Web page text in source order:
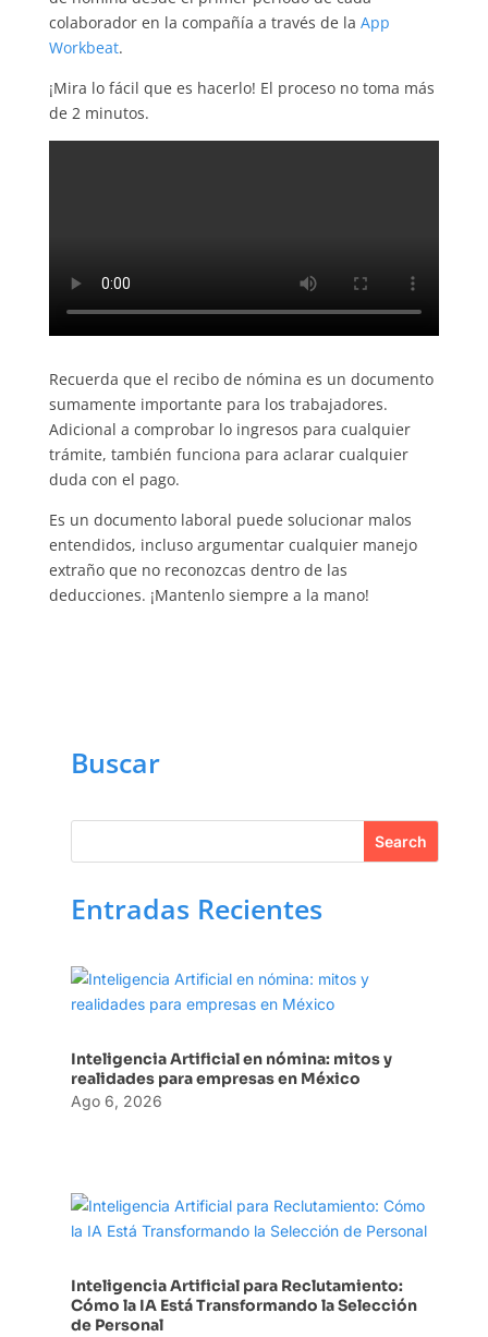
colaborador en la compañía a través de la App
Workbeat.
¡Mira lo fácil que es hacerlo! El proceso no toma más
de 2 minutos.
Recuerda que el recibo de nómina es un documento
sumamente importante para los trabajadores.
Adicional a comprobar lo ingresos para cualquier
trámite, también funciona para aclarar cualquier
duda con el pago.
Es un documento laboral puede solucionar malos
entendidos, incluso argumentar cualquier manejo
extraño que no reconozcas dentro de las
deducciones. ¡Mantenlo siempre a la mano!
Buscar
Entradas Recientes
Inteligencia Artificial en nómina: mitos y
realidades para empresas en México
Ago 6, 2026
Inteligencia Artificial para Reclutamiento:
Cómo la IA Está Transformando la Selección
de Personal